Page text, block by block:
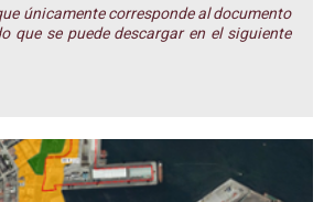
únicamente corresponde al documento
que se puede descargar en el siguiente